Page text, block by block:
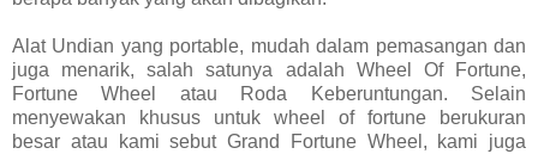
Alat Undian yang portable, mudah dalam pemasangan dan
juga menarik, salah satunya adalah Wheel Of Fortune,
Fortune Wheel atau Roda Keberuntungan. Selain
menyewakan khusus untuk wheel of fortune berukuran
besar atau kami sebut Grand Fortune Wheel, kami juga